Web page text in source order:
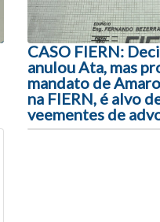
CASO FIERN:
anulou Ata, mas
mandato de
na FIERN, é alvo
veementes de